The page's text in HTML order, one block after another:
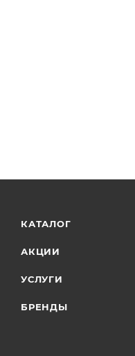
КАТАЛОГ
АКЦИИ
УСЛУГИ
БРЕНДЫ